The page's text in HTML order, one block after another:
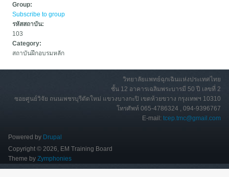
Group:
Subscribe to group
รหัสสถาบัน:
103
Category:
สถาบันฝึกอบรมหลัก
วิทยาลัยแพทย์ฉุกเฉินแห่งประเทศไทย
ชั้น 12 อาคารเฉลิมพระบารมี 50 ปี เลขที่ 2
ซอยศูนย์วิจัย ถนนเพชรบุรีตัดใหม่ แขวงบางกะปิ เขตห้วยขวาง กรุงเทพฯ 10310
โทรศัพท์ 065-4786324 , 094-9396767
E-mail:tcep.tmc@gmail.com
Powered by Drupal
Copyright © 2026, EM Training Board
Theme by Zymphonies